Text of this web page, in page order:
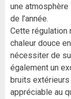
une
de l’année.
Cette régulation
chaleur douce
nécessiter de
également un
bruits
appréciable au